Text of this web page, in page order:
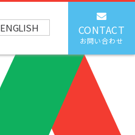
ENGLISH CONTACT
お問い合わせ